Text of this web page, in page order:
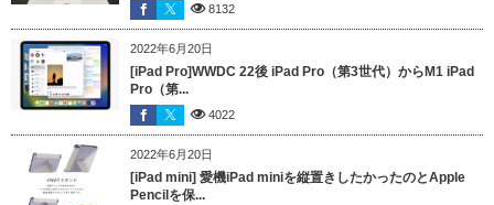
8132
2022年6月20日
[iPad Pro]WWDC 22後 iPad Pro（第3世代）からM1 iPad
Pro（第...
4022
2022年6月20日
[iPad mini] 愛機iPad miniを縦置きしたかったのとApple
Pencilを保...